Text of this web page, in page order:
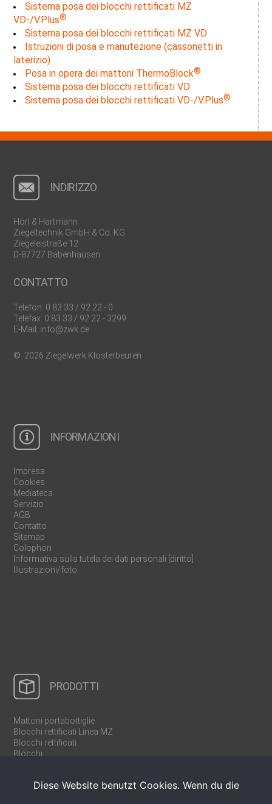
Sistema posa dei blocchi rettificati MZ
VD-/V.Plus®
Sistema posa dei blocchi rettificati MZ VD
Istruzioni di posa e manutezione (cassonetti in
laterizio)
Posa in opera dei mattoni ThermoBlock®
Sistema posa dei blocchi rettificati VD
Sistema posa dei blocchi rettificati VD-/V.Plus®
INDIRIZZO
Hörl & Hartmann
Ziegeltechnik GmbH & Co. KG
Ziegeleistraße 12
D-87727 Babenhausen
CONTATTO
Telefon: 0 83 33 / 92 22 - 0
Telefax: 0 83 33 / 92 22 - 3299
E-Mail: info@zwk.de
© 2026 Ziegelwerk Klosterbeuren
INFORMAZIONI
Impresa
Cookies
Mediateca
Servizio
AGB
Contatto
Sitemap
Colophon
Informativa sulla tutela dei dati personali [diritto]
Illustrazioni/foto
PRODOTTI
Mattoni portabottiglie
Blocchi rettificati Linea MZ
Blocchi rettificati
Blocchi
Prodotti speciali
Diese Website benutzt Cookies. Wenn du die